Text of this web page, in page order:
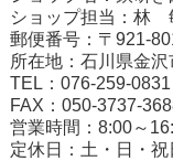
ショップ担当：林
郵便番号：〒921-
所在地：石川県金
TEL：076-259-0831
FAX：050-3737-
営業時間：8:00～
定休日：土・日・祝